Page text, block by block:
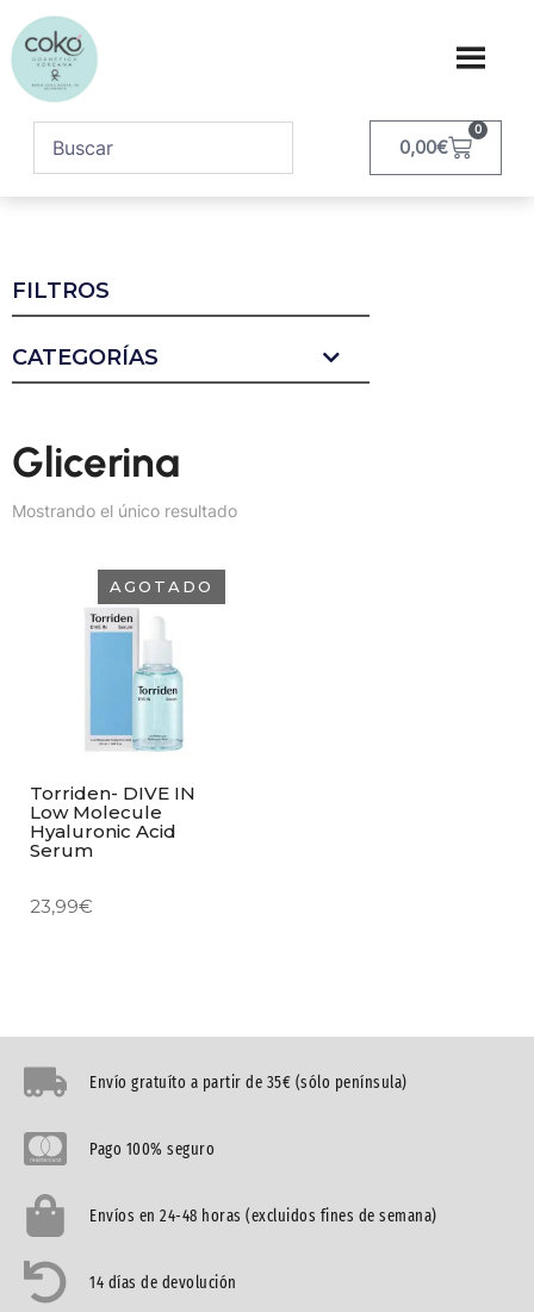
0,00€
0
FILTROS
CATEGORÍAS
Glicerina
Mostrando el único resultado
AGOTADO
Torriden- DIVE IN
Low Molecule
Hyaluronic Acid
Serum
23,99€
Envío gratuíto a partir de 35€ (sólo península)
Pago 100% seguro
Envíos en 24-48 horas (excluidos fines de semana)
14 días de devolución